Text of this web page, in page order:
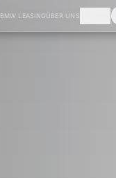
BMW LEASINGÜBER UNS